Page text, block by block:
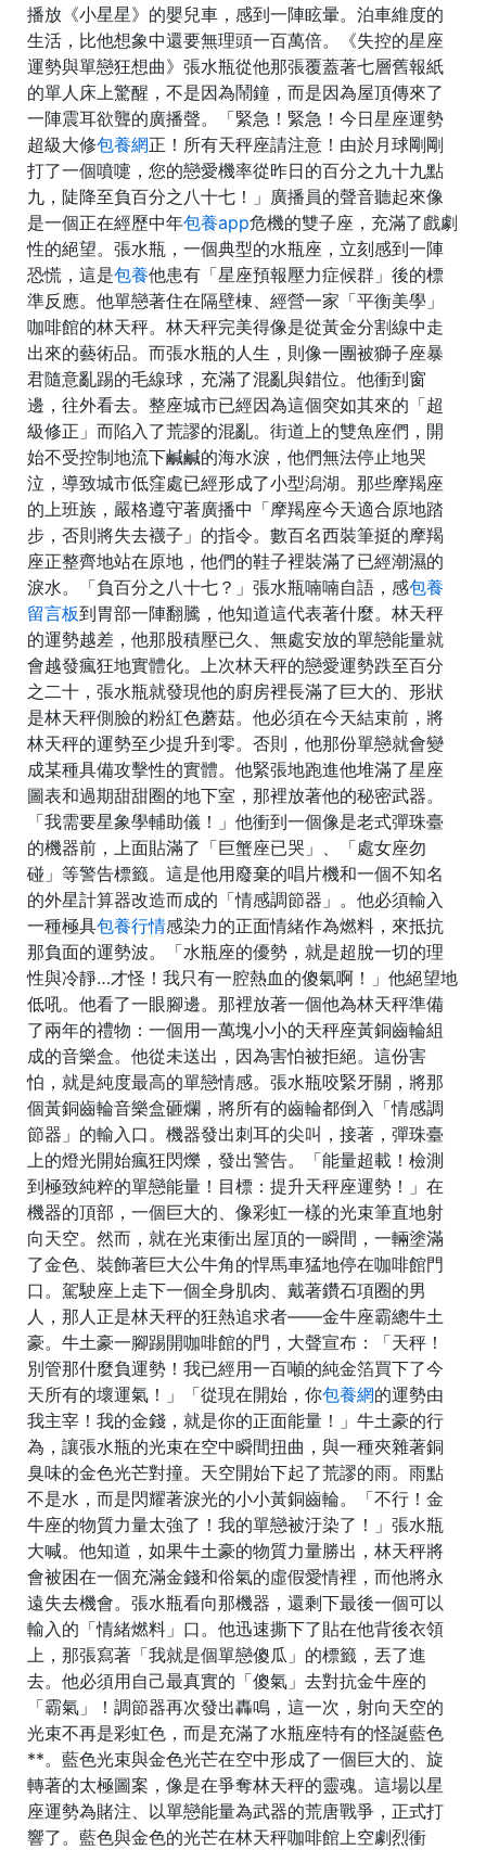
播放《小星星》的嬰兒車，感到一陣眩暈。泊車維度的
生活，比他想象中還要無理頭一百萬倍。《失控的星座
運勢與單戀狂想曲》張水瓶從他那張覆蓋著七層舊報紙
的單人床上驚醒，不是因為鬧鐘，而是因為屋頂傳來了
一陣震耳欲聾的廣播聲。「緊急！緊急！今日星座運勢
超級大修包養網正！所有天秤座請注意！由於月球剛剛
打了一個噴嚏，您的戀愛機率從昨日的百分之九十九點
九，陡降至負百分之八十七！」廣播員的聲音聽起來像
是一個正在經歷中年包養app危機的雙子座，充滿了戲劇
性的絕望。張水瓶，一個典型的水瓶座，立刻感到一陣
恐慌，這是包養他患有「星座預報壓力症候群」後的標
準反應。他單戀著住在隔壁棟、經營一家「平衡美學」
咖啡館的林天秤。林天秤完美得像是從黃金分割線中走
出來的藝術品。而張水瓶的人生，則像一團被獅子座暴
君隨意亂踢的毛線球，充滿了混亂與錯位。他衝到窗
邊，往外看去。整座城市已經因為這個突如其來的「超
級修正」而陷入了荒謬的混亂。街道上的雙魚座們，開
始不受控制地流下鹹鹹的海水淚，他們無法停止地哭
泣，導致城市低窪處已經形成了小型潟湖。那些摩羯座
的上班族，嚴格遵守著廣播中「摩羯座今天適合原地踏
步，否則將失去襪子」的指令。數百名西裝筆挺的摩羯
座正整齊地站在原地，他們的鞋子裡裝滿了已經潮濕的
淚水。「負百分之八十七？」張水瓶喃喃自語，感包養
留言板到胃部一陣翻騰，他知道這代表著什麼。林天秤
的運勢越差，他那股積壓已久、無處安放的單戀能量就
會越發瘋狂地實體化。上次林天秤的戀愛運勢跌至百分
之二十，張水瓶就發現他的廚房裡長滿了巨大的、形狀
是林天秤側臉的粉紅色蘑菇。他必須在今天結束前，將
林天秤的運勢至少提升到零。否則，他那份單戀就會變
成某種具備攻擊性的實體。他緊張地跑進他堆滿了星座
圖表和過期甜甜圈的地下室，那裡放著他的秘密武器。
「我需要星象學輔助儀！」他衝到一個像是老式彈珠臺
的機器前，上面貼滿了「巨蟹座已哭」、「處女座勿
碰」等警告標籤。這是他用廢棄的唱片機和一個不知名
的外星計算器改造而成的「情感調節器」。他必須輸入
一種極具包養行情感染力的正面情緒作為燃料，來抵抗
那負面的運勢波。「水瓶座的優勢，就是超脫一切的理
性與冷靜…才怪！我只有一腔熱血的傻氣啊！」他絕望地
低吼。他看了一眼腳邊。那裡放著一個他為林天秤準備
了兩年的禮物：一個用一萬塊小小的天秤座黃銅齒輪組
成的音樂盒。他從未送出，因為害怕被拒絕。這份害
怕，就是純度最高的單戀情感。張水瓶咬緊牙關，將那
個黃銅齒輪音樂盒砸爛，將所有的齒輪都倒入「情感調
節器」的輸入口。機器發出刺耳的尖叫，接著，彈珠臺
上的燈光開始瘋狂閃爍，發出警告。「能量超載！檢測
到極致純粹的單戀能量！目標：提升天秤座運勢！」在
機器的頂部，一個巨大的、像彩虹一樣的光束筆直地射
向天空。然而，就在光束衝出屋頂的一瞬間，一輛塗滿
了金色、裝飾著巨大公牛角的悍馬車猛地停在咖啡館門
口。駕駛座上走下一個全身肌肉、戴著鑽石項圈的男
人，那人正是林天秤的狂熱追求者——金牛座霸總牛土
豪。牛土豪一腳踢開咖啡館的門，大聲宣布：「天秤！
別管那什麼負運勢！我已經用一百噸的純金箔買下了今
天所有的壞運氣！」「從現在開始，你包養網的運勢由
我主宰！我的金錢，就是你的正面能量！」牛土豪的行
為，讓張水瓶的光束在空中瞬間扭曲，與一種夾雜著銅
臭味的金色光芒對撞。天空開始下起了荒謬的雨。雨點
不是水，而是閃耀著淚光的小小黃銅齒輪。「不行！金
牛座的物質力量太強了！我的單戀被汙染了！」張水瓶
大喊。他知道，如果牛土豪的物質力量勝出，林天秤將
會被困在一個充滿金錢和俗氣的虛假愛情裡，而他將永
遠失去機會。張水瓶看向那機器，還剩下最後一個可以
輸入的「情緒燃料」口。他迅速撕下了貼在他背後衣領
上，那張寫著「我就是個單戀傻瓜」的標籤，丟了進
去。他必須用自己最真實的「傻氣」去對抗金牛座的
「霸氣」！調節器再次發出轟鳴，這一次，射向天空的
光束不再是彩虹色，而是充滿了水瓶座特有的怪誕藍色
**。藍色光束與金色光芒在空中形成了一個巨大的、旋
轉著的太極圖案，像是在爭奪林天秤的靈魂。這場以星
座運勢為賭注、以單戀能量為武器的荒唐戰爭，正式打
響了。藍色與金色的光芒在林天秤咖啡館上空劇烈衝